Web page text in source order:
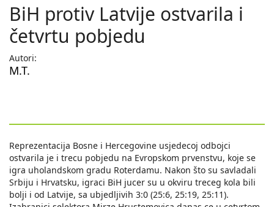
BiH protiv Latvije ostvarila i
četvrtu pobjedu
Autori:
M.T.
Reprezentacija Bosne i Hercegovine usjedecoj odbojci
ostvarila je i trecu pobjedu na Evropskom prvenstvu, koje se
igra uholandskom gradu Roterdamu. Nakon što su savladali
Srbiju i Hrvatsku, igraci BiH jucer su u okviru treceg kola bili
bolji i od Latvije, sa ubjedljivih 3:0 (25:6, 25:19, 25:11).